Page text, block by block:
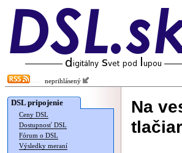
neprihlásený
DSL pripojenie
Ceny DSL
Dostupnosť DSL
Fórum o DSL
Výsledky meraní
Na